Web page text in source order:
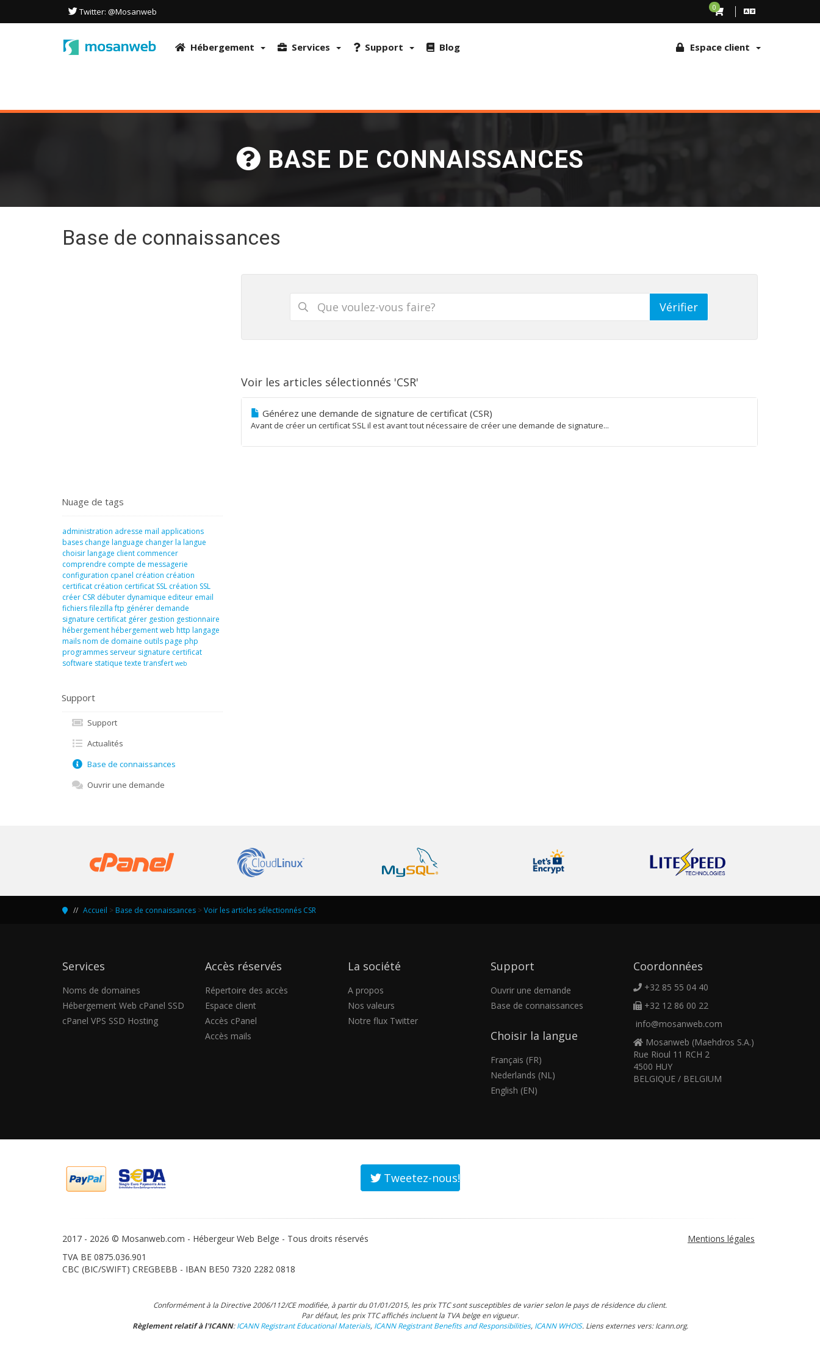
Ce site utilise des cookies pour optimiser l'expérience de l'utilisateur. Il utilise également FraudLabs Pro et reCAPTCHA pour prévenir la fraude et les abus d'usages. En continuant à naviguer sur ce site, vous
acceptez l'utilisation de ces technologies conformément à notre Politique de confidentialité.
Twitter: @Mosanweb 0
Espace client
Hébergement Services Support Blog
BASE DE CONNAISSANCES
Base de connaissances
Voir les articles sélectionnés 'CSR'
Générez une demande de signature de certificat (CSR)
Avant de créer un certificat SSL il est avant tout nécessaire de créer une demande de signature...
Nuage de tags
administration adresse mail applications
bases change language changer la langue
choisir langage client commencer
comprendre compte de messagerie
configuration cpanel création création
certificat création certificat SSL création SSL
créer CSR débuter dynamique editeur email
fichiersfilezilla ftp générer demande
signature certificat gérer gestion gestionnaire
hébergementhébergement web http langage
mailsnom de domaine outilspage php
programmes serveur signature certificat
software statique texte transfert web
Support
Support
Actualités
Base de connaissances
Ouvrir une demande
Accueil > Base de connaissances > Voir les articles sélectionnés CSR
Services
Noms de domaines
Hébergement Web cPanel SSD
cPanel VPS SSD Hosting
Accès réservés
Répertoire des accès
Espace client
Accès cPanel
Accès mails
La société
A propos
Nos valeurs
Notre flux Twitter
Support
Ouvrir une demande
Base de connaissances
Choisir la langue
Français (FR)
Nederlands (NL)
English (EN)
Coordonnées
+32 85 55 04 40
+32 12 86 00 22
info@mosanweb.com
Mosanweb (Maehdros S.A.)
Rue Rioul 11 RCH 2
4500 HUY
BELGIQUE / BELGIUM
Tweetez-nous!
2017 - 2026 © Mosanweb.com - Hébergeur Web Belge - Tous droits réservés
TVA BE 0875.036.901
CBC (BIC/SWIFT) CREGBEBB - IBAN BE50 7320 2282 0818
Mentions légales
Conformément à la Directive 2006/112/CE modifiée, à partir du 01/01/2015, les prix TTC sont susceptibles de varier selon le pays de résidence du client.
Par défaut, les prix TTC affichés incluent la TVA belge en vigueur.
Règlement relatif à l'ICANN:ICANN Registrant Educational Materials, ICANN Registrant Benefits and Responsibilities, ICANN WHOIS. Liens externes vers: Icann.org.